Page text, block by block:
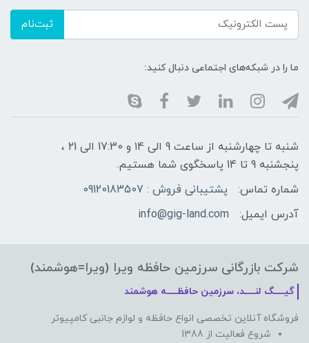
ثبت‌نام
ما را در شبکه‌های اجتماعی دنبال کنید:
شنبه تا چهارشنبه از ساعت 9 الی ۱4 و 17:30 الی ۲1 ،
پنجشنبه 9 تا 14 پاسخگوی شما هستیم.
شماره تماس:
پشتیبانی فروش : 09120183507
آدرس ایمیل:
info@gig-land.com
شرکت بازرگانی سرزمین حافظه ویرا (ویرا=هوشمند)
گیـــــگ لنـــــد، سرزمین حافظـــــه هوشمند
فروشگاه آنلاین تخصصی انواع حافظه و لوازم جانبی کامپیوتر
شروع فعالیت از 1388